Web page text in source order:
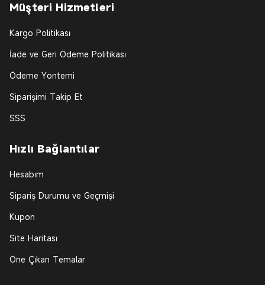
Müşteri Hizmetleri
Kargo Politikası
İade ve Geri Ödeme Politikası
Ödeme Yöntemi
Siparişimi Takip Et
SSS
Hızlı Bağlantılar
Hesabım
Sipariş Durumu ve Geçmişi
Kupon
Site Haritası
Öne Çıkan Temalar